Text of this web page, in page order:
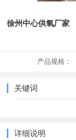
徐州中心供氧厂家
产品规格：
关键词
详细说明